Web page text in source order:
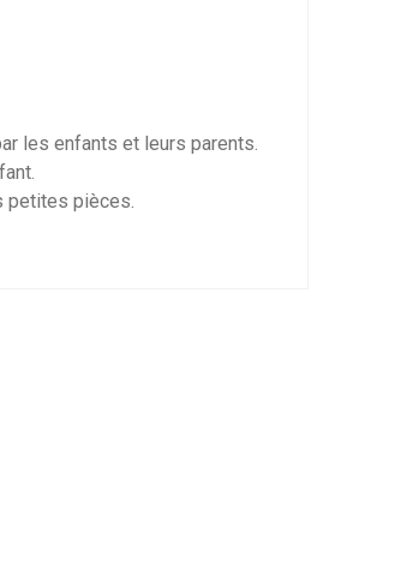
les enfants et leurs parents.
petites pièces.